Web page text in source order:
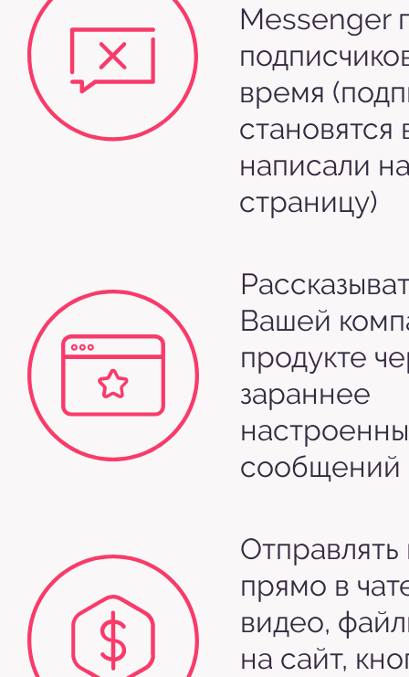
Messenger
время
становятся
написали
страницу)
Вашей
продукте
зараннее
сообщений
прямо в
видео,
на сайт,